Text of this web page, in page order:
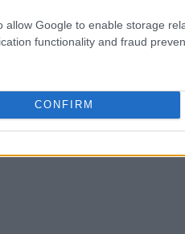
allow Google to enable storage
functionality and fraud
CONFIRM
loro avventure sono
nel cuore della loro